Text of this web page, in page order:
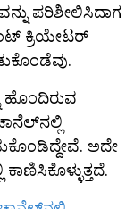
ಪರಿಶೀಲಿಸಿದಾಗ
ಕ್ರಿಯೇಟರ್
ಹೊಂದಿರುವ
ಅದೇ